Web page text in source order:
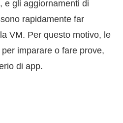
e gli aggiornamenti di
rapidamente far
VM. Per questo motivo, le
imparare o fare prove,
di app.